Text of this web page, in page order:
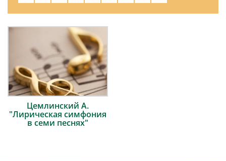
Цемлинский А.
"Лирическая симфония
в семи песнях"